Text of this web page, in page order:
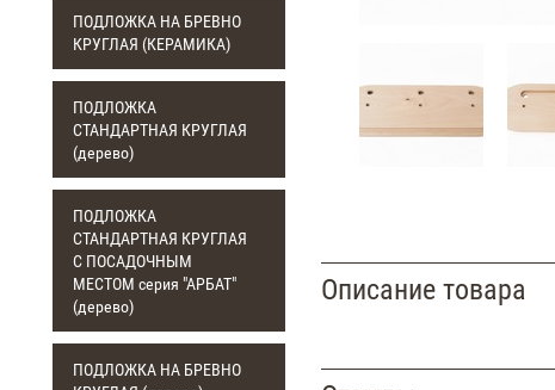
ПОДЛОЖКА НА БРЕВНО
КРУГЛАЯ (КЕРАМИКА)
ПОДЛОЖКА
СТАНДАРТНАЯ КРУГЛАЯ
(дерево)
ПОДЛОЖКА
СТАНДАРТНАЯ КРУГЛАЯ
С ПОСАДОЧНЫМ
МЕСТОМ серия "АРБАТ"
(дерево)
ПОДЛОЖКА НА БРЕВНО
Описание товара